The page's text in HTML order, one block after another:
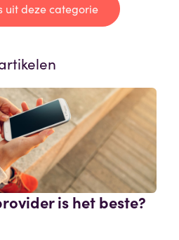
uit deze categorie
is het beste?